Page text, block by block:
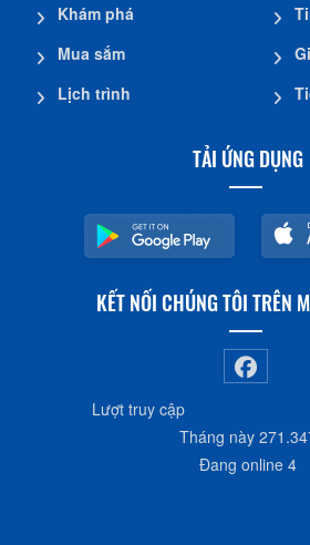
Khám phá
Mua sắm
Lịch trình
TẢI ỨNG DỤNG
KẾT NỐI CHÚNG TÔI TRÊN
Lượt truy cập
Tháng này
Đang online 4